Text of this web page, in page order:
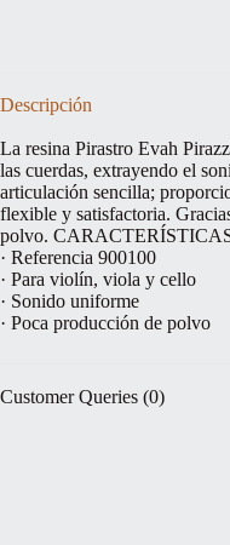
Descripción
La resina Pirastro Evah
las cuerdas, extrayendo el
articulación sencilla;
flexible y satisfactoria.
polvo.
· Referencia 900100
· Para violín, viola y cello
· Sonido uniforme
· Poca producción de polvo
Customer Queries (0)